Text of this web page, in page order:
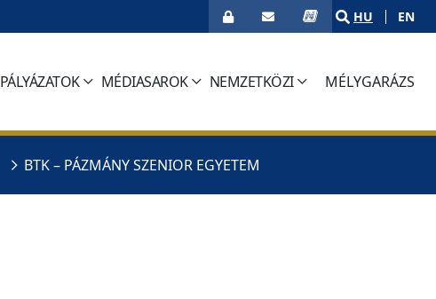
HU EN
PÁLYÁZATOK MÉDIASAROK NEMZETKÖZI MÉLYGARÁZS
(CURRENT)
BTK – PÁZMÁNY SZENIOR EGYETEM